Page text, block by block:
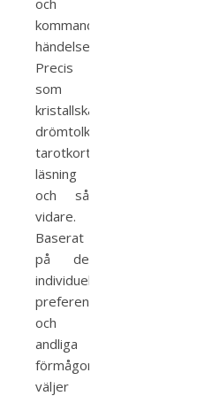
och
kommande
händelser.
Precis
som
kristallskådning,
drömtolkning,
tarotkort
läsning
och så
vidare.
Baserat
på de
individuella
preferenser
och
andliga
förmågor
väljer